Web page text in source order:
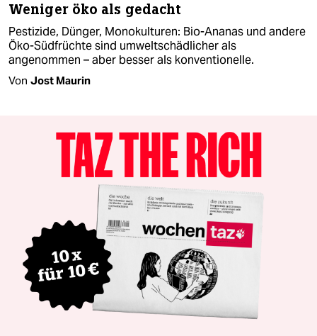
Weniger öko als gedacht
Pestizide, Dünger, Monokulturen: Bio-Ananas und andere
Öko-Südfrüchte sind umweltschädlicher als
angenommen – aber besser als konventionelle.
Von Jost Maurin